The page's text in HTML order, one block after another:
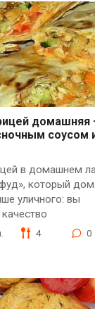
домашняя
соусом
в домашнем
который
уличного: вы
4 0